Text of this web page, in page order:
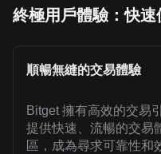
終極用戶體驗：快速
順暢無縫的交易體驗
Bitget 擁有高效的交易
提供快速、流暢的交易
區，成為尋求可靠性和